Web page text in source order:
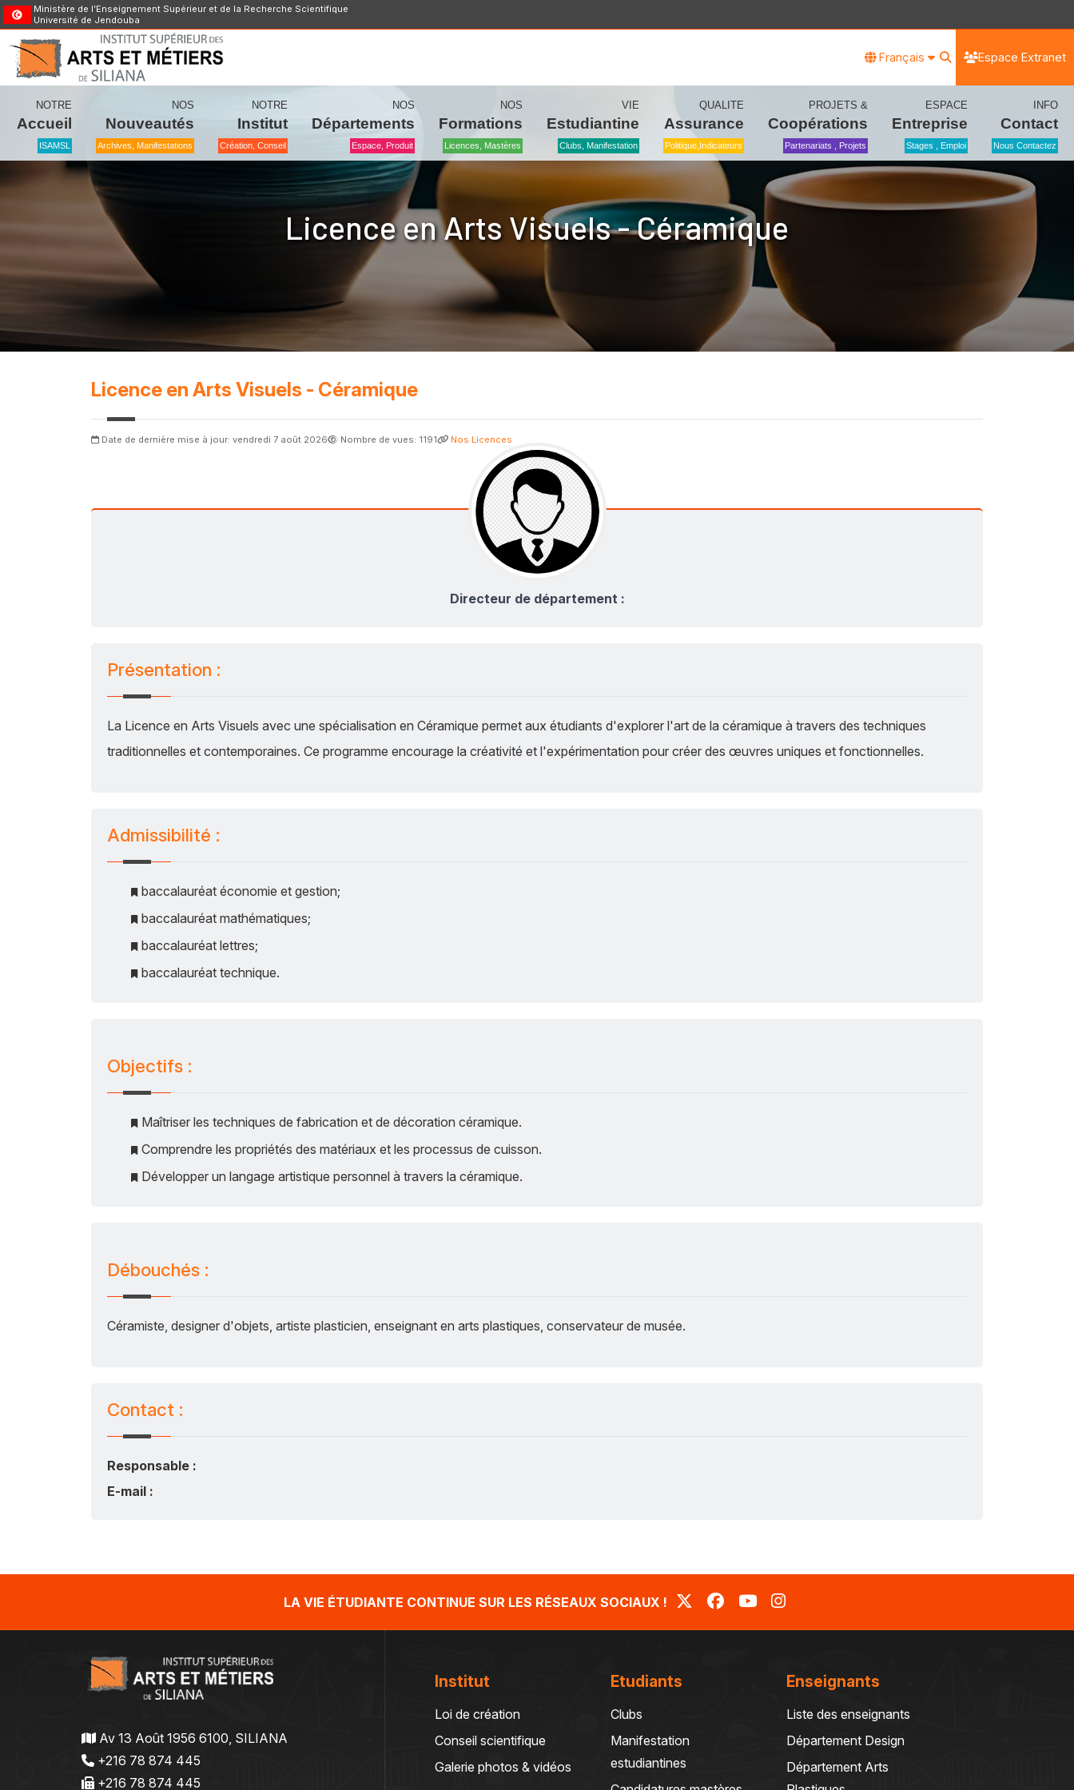
Ministère de l’Enseignement Supérieur et de la Recherche Scientifique
Université de Jendouba
Français Espace Extranet
NOTRE
Accueil
ISAMSL
NOS
Nouveautés
Archives, Manifestations
NOTRE
Institut
Création, Conseil
NOS
Départements
Espace, Produit
NOS
Formations
Licences, Mastères
VIE
Estudiantine
Clubs, Manifestation
QUALITE
Assurance
Politique,indicateurs
PROJETS &
Coopérations
Partenariats , Projets
ESPACE
Entreprise
Stages , Emploi
INFO
Contact
Nous Contactez
Licence en Arts Visuels - Céramique
Licence en Arts Visuels - Céramique
Date de dernière mise à jour: vendredi 7 août 2026 Nombre de vues: 1191 Nos Licences
Directeur de département :
Présentation :
La Licence en Arts Visuels avec une spécialisation en Céramique permet aux étudiants d'explorer l'art de la céramique à travers des techniques
traditionnelles et contemporaines. Ce programme encourage la créativité et l'expérimentation pour créer des œuvres uniques et fonctionnelles.
Admissibilité :
baccalauréat économie et gestion;
baccalauréat mathématiques;
baccalauréat lettres;
baccalauréat technique.
Objectifs :
Maîtriser les techniques de fabrication et de décoration céramique.
Comprendre les propriétés des matériaux et les processus de cuisson.
Développer un langage artistique personnel à travers la céramique.
Débouchés :
Céramiste, designer d'objets, artiste plasticien, enseignant en arts plastiques, conservateur de musée.
Contact :
Responsable :
E-mail :
LA VIE ÉTUDIANTE CONTINUE SUR LES RÉSEAUX SOCIAUX !
Av 13 Août 1956 6100, SILIANA
+216 78 874 445
+216 78 874 445
Institut
Loi de création
Conseil scientifique
Galerie photos & vidéos
Etudiants
Clubs
Manifestation
estudiantines
Enseignants
Liste des enseignants
Département Design
Département Arts